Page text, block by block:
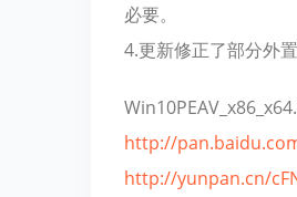
必要。
4.更新修正了部分外
http://
http://yunpan.cn/